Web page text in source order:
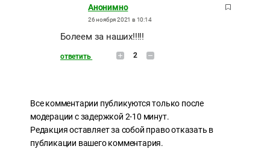
Анонимно
26 ноября 2021 в 10:14
Болеем за наших!!!!!
ответить 2
Все комментарии публикуются только после
модерации с задержкой 2-10 минут.
Редакция оставляет за собой право отказать в
публикации вашего комментария.